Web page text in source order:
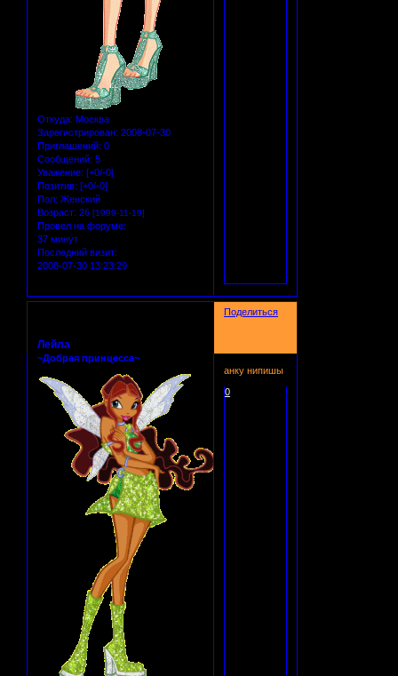
Откуда: Москва
Зарегистрирован: 2008-07-30
Приглашений: 0
Сообщений: 5
Уважение: [+0/-0]
Позитив: [+0/-0]
Пол: Женский
Возраст: 26 [1999-11-19]
Провел на форуме:
37 минут
Последний визит:
2008-07-30 13:23:29
Поделиться
Лейла
~Добрая принцесса~
анку нипишы
0